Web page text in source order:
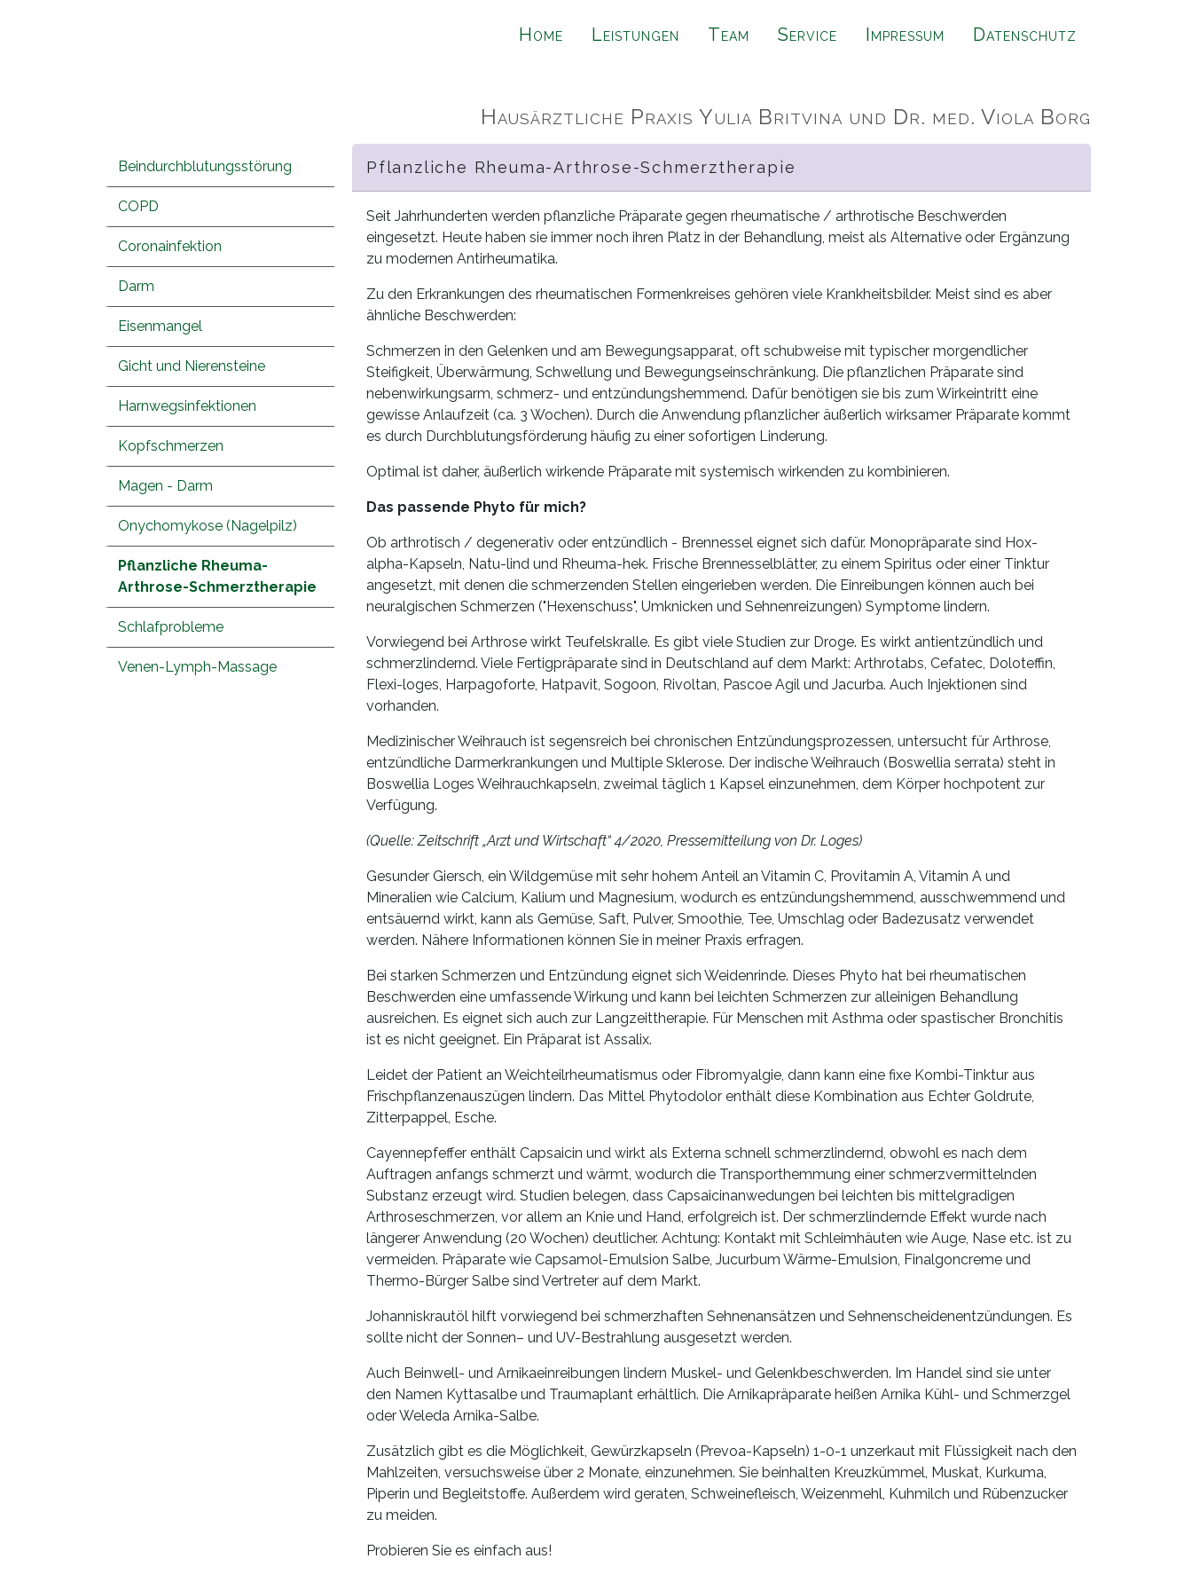
Home Leistungen Team Service Impressum Datenschutz
Hausärztliche Praxis Yulia Britvina und Dr. med. Viola Borg
Beindurchblutungsstörung
COPD
Coronainfektion
Darm
Eisenmangel
Gicht und Nierensteine
Harnwegsinfektionen
Kopfschmerzen
Magen - Darm
Onychomykose (Nagelpilz)
Pflanzliche Rheuma-
Arthrose-Schmerztherapie
Schlafprobleme
Venen-Lymph-Massage
Pflanzliche Rheuma-Arthrose-Schmerztherapie
Seit Jahrhunderten werden pflanzliche Präparate gegen rheumatische / arthrotische Beschwerden
eingesetzt. Heute haben sie immer noch ihren Platz in der Behandlung, meist als Alternative oder Ergänzung
zu modernen Antirheumatika.
Zu den Erkrankungen des rheumatischen Formenkreises gehören viele Krankheitsbilder. Meist sind es aber
ähnliche Beschwerden:
Schmerzen in den Gelenken und am Bewegungsapparat, oft schubweise mit typischer morgendlicher
Steifigkeit, Überwärmung, Schwellung und Bewegungseinschränkung. Die pflanzlichen Präparate sind
nebenwirkungsarm, schmerz- und entzündungshemmend. Dafür benötigen sie bis zum Wirkeintritt eine
gewisse Anlaufzeit (ca. 3 Wochen). Durch die Anwendung pflanzlicher äußerlich wirksamer Präparate kommt
es durch Durchblutungsförderung häufig zu einer sofortigen Linderung.
Optimal ist daher, äußerlich wirkende Präparate mit systemisch wirkenden zu kombinieren.
Das passende Phyto für mich?
Ob arthrotisch / degenerativ oder entzündlich - Brennessel eignet sich dafür. Monopräparate sind Hox-
alpha-Kapseln, Natu-lind und Rheuma-hek. Frische Brennesselblätter, zu einem Spiritus oder einer Tinktur
angesetzt, mit denen die schmerzenden Stellen eingerieben werden. Die Einreibungen können auch bei
neuralgischen Schmerzen ("Hexenschuss", Umknicken und Sehnenreizungen) Symptome lindern.
Vorwiegend bei Arthrose wirkt Teufelskralle. Es gibt viele Studien zur Droge. Es wirkt antientzündlich und
schmerzlindernd. Viele Fertigpräparate sind in Deutschland auf dem Markt: Arthrotabs, Cefatec, Doloteffin,
Flexi-loges, Harpagoforte, Hatpavit, Sogoon, Rivoltan, Pascoe Agil und Jacurba. Auch Injektionen sind
vorhanden.
Medizinischer Weihrauch ist segensreich bei chronischen Entzündungsprozessen, untersucht für Arthrose,
entzündliche Darmerkrankungen und Multiple Sklerose. Der indische Weihrauch (Boswellia serrata) steht in
Boswellia Loges Weihrauchkapseln, zweimal täglich 1 Kapsel einzunehmen, dem Körper hochpotent zur
Verfügung.
(Quelle: Zeitschrift „Arzt und Wirtschaft“ 4/2020, Pressemitteilung von Dr. Loges)
Gesunder Giersch, ein Wildgemüse mit sehr hohem Anteil an Vitamin C, Provitamin A, Vitamin A und
Mineralien wie Calcium, Kalium und Magnesium, wodurch es entzündungshemmend, ausschwemmend und
entsäuernd wirkt, kann als Gemüse, Saft, Pulver, Smoothie, Tee, Umschlag oder Badezusatz verwendet
werden. Nähere Informationen können Sie in meiner Praxis erfragen.
Bei starken Schmerzen und Entzündung eignet sich Weidenrinde. Dieses Phyto hat bei rheumatischen
Beschwerden eine umfassende Wirkung und kann bei leichten Schmerzen zur alleinigen Behandlung
ausreichen. Es eignet sich auch zur Langzeittherapie. Für Menschen mit Asthma oder spastischer Bronchitis
ist es nicht geeignet. Ein Präparat ist Assalix.
Leidet der Patient an Weichteilrheumatismus oder Fibromyalgie, dann kann eine fixe Kombi-Tinktur aus
Frischpflanzenauszügen lindern. Das Mittel Phytodolor enthält diese Kombination aus Echter Goldrute,
Zitterpappel, Esche.
Cayennepfeffer enthält Capsaicin und wirkt als Externa schnell schmerzlindernd, obwohl es nach dem
Auftragen anfangs schmerzt und wärmt, wodurch die Transporthemmung einer schmerzvermittelnden
Substanz erzeugt wird. Studien belegen, dass Capsaicinanwedungen bei leichten bis mittelgradigen
Arthroseschmerzen, vor allem an Knie und Hand, erfolgreich ist. Der schmerzlindernde Effekt wurde nach
längerer Anwendung (20 Wochen) deutlicher. Achtung: Kontakt mit Schleimhäuten wie Auge, Nase etc. ist zu
vermeiden. Präparate wie Capsamol-Emulsion Salbe, Jucurbum Wärme-Emulsion, Finalgoncreme und
Thermo-Bürger Salbe sind Vertreter auf dem Markt.
Johanniskrautöl hilft vorwiegend bei schmerzhaften Sehnenansätzen und Sehnenscheidenentzündungen. Es
sollte nicht der Sonnen– und UV-Bestrahlung ausgesetzt werden.
Auch Beinwell- und Arnikaeinreibungen lindern Muskel- und Gelenkbeschwerden. Im Handel sind sie unter
den Namen Kyttasalbe und Traumaplant erhältlich. Die Arnikapräparate heißen Arnika Kühl- und Schmerzgel
oder Weleda Arnika-Salbe.
Zusätzlich gibt es die Möglichkeit, Gewürzkapseln (Prevoa-Kapseln) 1-0-1 unzerkaut mit Flüssigkeit nach den
Mahlzeiten, versuchsweise über 2 Monate, einzunehmen. Sie beinhalten Kreuzkümmel, Muskat, Kurkuma,
Piperin und Begleitstoffe. Außerdem wird geraten, Schweinefleisch, Weizenmehl, Kuhmilch und Rübenzucker
zu meiden.
Probieren Sie es einfach aus!